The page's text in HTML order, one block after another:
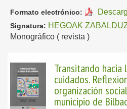
Formato electrónico:
Signatura: HEGOAK
Monográfico ( revista )
Transitando
cuidados.
organización
municipio de